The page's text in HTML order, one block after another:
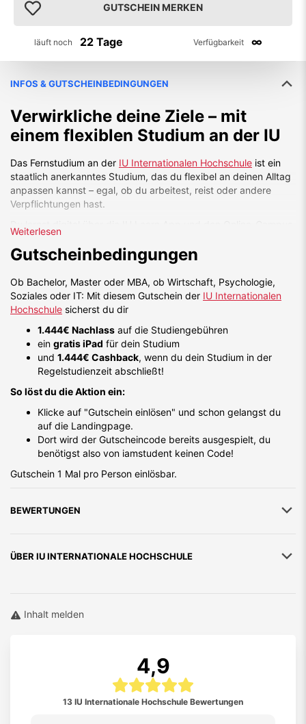
GUTSCHEIN MERKEN
läuft noch 22 Tage Verfügbarkeit ∞
INFOS & GUTSCHEINBEDINGUNGEN
Verwirkliche deine Ziele – mit
einem flexiblen Studium an der IU
Das Fernstudium an der IU Internationalen Hochschule ist ein
staatlich anerkanntes Studium, das du flexibel an deinen Alltag
anpassen kannst – egal, ob du arbeitest, reist oder andere
Verpflichtungen hast.
und kannst
Prüfungen legst du flexibel online oder in Prüfungszentren in
Deutschland, Österreich und der Schweiz ab.
Die IU bietet dir eine große Auswahl an deutsch- und
englischsprachigen Bachelor-, Master- und MBA-
Programmensowie weitere Studienmodelle wie duale oder
berufsbegleitende Studiengänge. Mit über 130.000
Studierenden gehört die IU zu den größten Hochschulen im
deutschsprachigen Raum.
Auf studiumfinden wird die IU außerdem
bewertet und von vielen Studierenden ausdrücklich
Zufriedenheit und Qualität des Studiums!
Weiterlesen
Gutscheinbedingungen
Ob Bachelor, Master oder MBA, ob Wirtschaft, Psychologie,
Soziales oder IT: Mit diesem Gutschein der IU Internationalen
Hochschule sicherst du dir
1.444€ Nachlass auf die Studiengebühren
ein gratis iPad für dein Studium
und 1.444€ Cashback, wenn du dein Studium in der
Regelstudienzeit abschließt!
So löst du die Aktion ein:
Klicke auf "Gutschein einlösen" und schon gelangst du
auf die Landingpage.
Dort wird der Gutscheincode bereits ausgespielt, du
benötigst also von iamstudent keinen Code!
Gutschein 1 Mal pro Person einlösbar.
BEWERTUNGEN
ÜBER IU INTERNATIONALE HOCHSCHULE
Inhalt melden
4,9
13 IU Internationale Hochschule Bewertungen